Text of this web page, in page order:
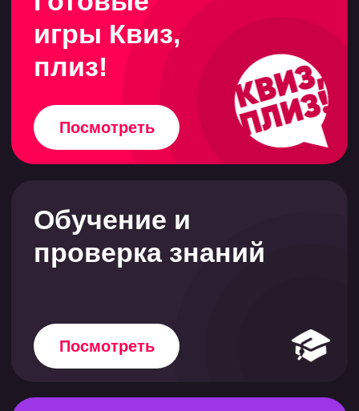
Музыкальные игры